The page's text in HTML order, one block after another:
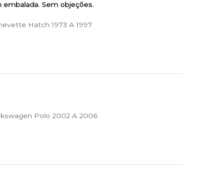
Sem objeções.
Hatch 1973 A 1997
Polo 2002 A 2006